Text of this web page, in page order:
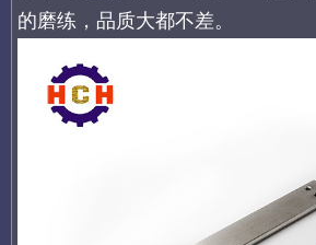
的磨练，品质大都不差。